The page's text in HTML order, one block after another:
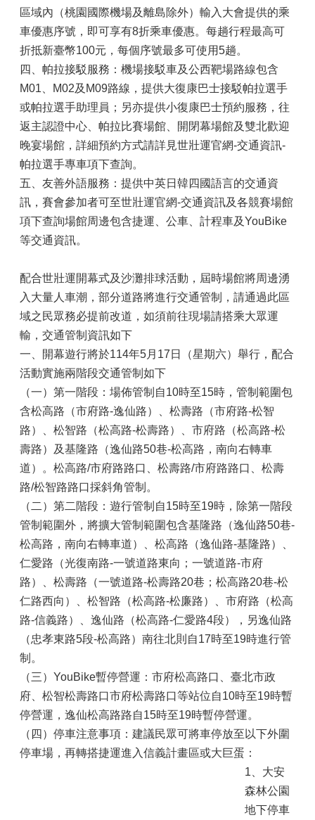
區域內（桃園國際機場及離島除外）輸入大會提供的乘
車優惠序號，即可享有8折乘車優惠。每趟行程最高可
折抵新臺幣100元，每個序號最多可使用5趟。
四、帕拉接駁服務：機場接駁車及公西靶場路線包含
M01、M02及M09路線，提供大復康巴士接駁帕拉選手
或帕拉選手助理員；另亦提供小復康巴士預約服務，往
返主認證中心、帕拉比賽場館、開閉幕場館及雙北歡迎
晚宴場館，詳細預約方式請詳見世壯運官網-交通資訊-
帕拉選手專車項下查詢。
五、友善外語服務：提供中英日韓四國語言的交通資
訊，賽會參加者可至世壯運官網-交通資訊及各競賽場館
項下查詢場館周邊包含捷運、公車、計程車及YouBike
等交通資訊。
配合世壯運開幕式及沙灘排球活動，屆時場館將周邊湧
入大量人車潮，部分道路將進行交通管制，請通過此區
域之民眾務必提前改道，如須前往現場請搭乘大眾運
輸，交通管制資訊如下
一、開幕遊行將於114年5月17日（星期六）舉行，配合
活動實施兩階段交通管制如下
（一）第一階段：場佈管制自10時至15時，管制範圍包
含松高路（市府路-逸仙路）、松壽路（市府路-松智
路）、松智路（松高路-松壽路）、市府路（松高路-松
壽路）及基隆路（逸仙路50巷-松高路，南向右轉車
道）。松高路/市府路路口、松壽路/市府路路口、松壽
路/松智路路口採斜角管制。
（二）第二階段：遊行管制自15時至19時，除第一階段
管制範圍外，將擴大管制範圍包含基隆路（逸仙路50巷-
松高路，南向右轉車道）、松高路（逸仙路-基隆路）、
仁愛路（光復南路-一號道路東向；一號道路-市府
路）、松壽路（一號道路-松壽路20巷；松高路20巷-松
仁路西向）、松智路（松高路-松廉路）、市府路（松高
路-信義路）、逸仙路（松高路-仁愛路4段），另逸仙路
（忠孝東路5段-松高路）南往北則自17時至19時進行管
制。
（三）YouBike暫停營運：市府松高路口、臺北市政
府、松智松壽路口市府松壽路口等站位自10時至19時暫
停營運，逸仙松高路路自15時至19時暫停營運。
（四）停車注意事項：建議民眾可將車停放至以下外圍
停車場，再轉搭捷運進入信義計畫區或大巨蛋：
1、大安
森林公園
地下停車